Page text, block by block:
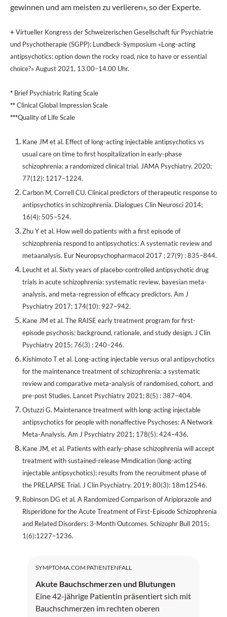
gewinnen und am meisten zu verlieren», so der Experte.
+ Virtueller Kongress der Schweizerischen Gesellschaft für Psychiatrie
und Psychotherapie (SGPP): Lundbeck-Symposium «Long-acting
antipsychotics: option down the rocky road, nice to have or essential
choice?» August 2021, 13.00–14.00 Uhr.
* Brief Psychiatric Rating Scale
**Clinical Global Impression Scale
***Quality of Life Scale
Kane JM et al. Effect of long-acting injectable antipsychotics vs
usual care on time to first hospitalization in early-phase
schizophrenia: a randomized clinical trial. JAMA Psychiatry. 2020;
77(12): 1217–1224.
Carbon M, Correll CU. Clinical predictors of therapeutic response to
antipsychotics in schizophrenia. Dialogues Clin Neurosci 2014;
16(4): 505–524.
Zhu Y et al. How well do patients with a first episode of
schizophrenia respond to antipsychotics: A systematic review and
metaanalysis. Eur Neuropsychopharmacol 2017 ; 27(9) : 835–844.
Leucht et al. Sixty years of placebo-controlled antipsychotic drug
trials in acute schizophrenia: systematic review, bayesian meta-
analysis, and meta-regression of efficacy predictors. Am J
Psychiatry 2017; 174(10): 927–942.
Kane JM et al. The RAISE early treatment program for first-
episode psychosis: background, rationale, and study design. J Clin
Psychiatry 2015; 76(3) : 240–246.
Kishimoto T et al. Long-acting injectable versus oral antipsychotics
for the maintenance treatment of schizophrenia: a systematic
review and comparative meta-analysis of randomised, cohort, and
pre-post Studies. Lancet Psychiatry 2021; 8(5) : 387–404.
Ostuzzi G. Maintenance treatment with long-acting injectable
antipsychotics for people with nonaffective Psychoses: A Network
Meta-Analysis. Am J Psychiatry 2021; 178(5): 424–436.
Kane JM, et al. Patients with early-phase schizophrenia will accept
treatment with sustained-release Mmdication (long-acting
injectable antipsychotics): results from the recruitment phase of
the PRELAPSE Trial. J Clin Psychiatry. 2019; 80(3): 18m12546.
Robinson DG et al. A Randomized Comparison of Aripiprazole and
Risperidone for the Acute Treatment of First-Episode Schizophrenia
and Related Disorders: 3-Month Outcomes. Schizophr Bull 2015;
1(6):1227–1236.
SYMPTOMA.COM PATIENTENFALL
Akute Bauchschmerzen und Blutungen
Eine 42-jährige Patientin präsentiert sich mit
Bauchschmerzen im rechten oberen